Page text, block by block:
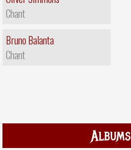
Chant
Bruno Balanta
Chant
Albums